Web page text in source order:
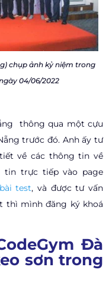
chụp ảnh kỷ niệm trong
04/06/2022
thông qua một cựu
trước đó. Anh ấy tư
về các thông tin về
tin trực tiếp vào page
test, và được tư vấn
thì mình đăng ký khoá
Đà
sơn trong